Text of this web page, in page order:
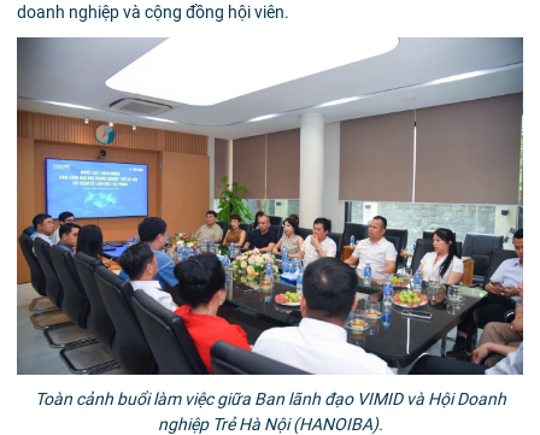
doanh nghiệp và cộng đồng hội viên.
Toàn cảnh buổi làm việc giữa Ban lãnh đạo VIMID và Hội Doanh
nghiệp Trẻ Hà Nội (HANOIBA).